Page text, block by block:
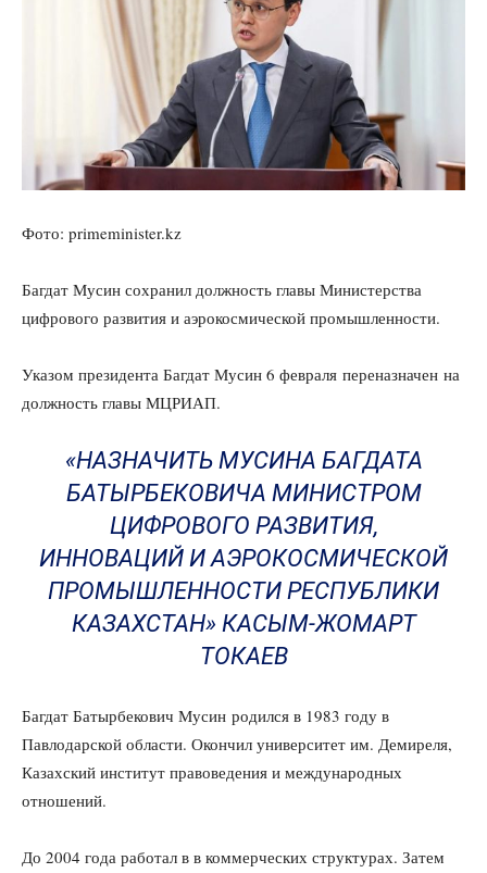
Фото: primeminister.kz
Багдат Мусин сохранил должность главы Министерства
цифрового развития и аэрокосмической промышленности.
Указом президента Багдат Мусин 6 февраля переназначен на
должность главы МЦРИАП.
«НАЗНАЧИТЬ МУСИНА БАГДАТА
БАТЫРБЕКОВИЧА МИНИСТРОМ
ЦИФРОВОГО РАЗВИТИЯ,
ИННОВАЦИЙ И АЭРОКОСМИЧЕСКОЙ
ПРОМЫШЛЕННОСТИ РЕСПУБЛИКИ
КАЗАХСТАН» КАСЫМ-ЖОМАРТ
ТОКАЕВ
Багдат Батырбекович Мусин родился в 1983 году в
Павлодарской области. Окончил университет им. Демиреля,
Казахский институт правоведения и международных
отношений.
До 2004 года работал в в коммерческих структурах. Затем